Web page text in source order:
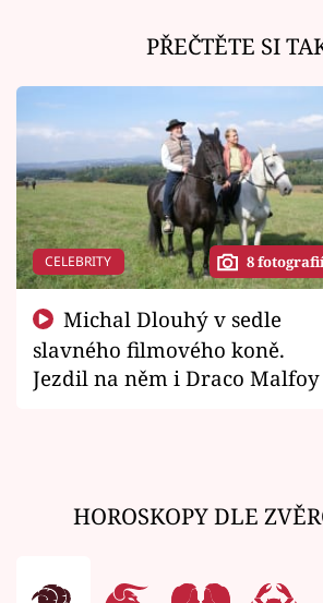
PŘEČTĚTE SI
CELEBRITY 8
slavného filmového koně.
Jezdil na něm i Draco Malfoy
HOROSKOPY DLE